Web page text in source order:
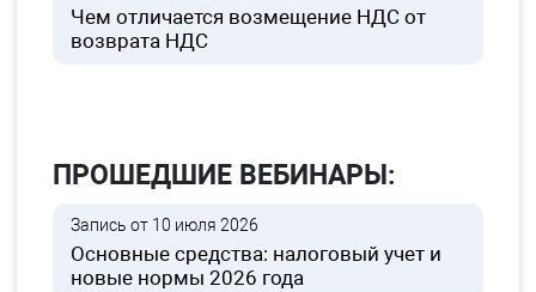
Чем отличается возмещение НДС от
возврата НДС
ПРОШЕДШИЕ ВЕБИНАРЫ:
Запись от 10 июля 2026
Основные средства: налоговый учет и
новые нормы 2026 года